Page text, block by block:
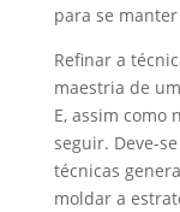
para se
Refinar a
maestria de
E, assim como
seguir. Deve-
técnicas
moldar a